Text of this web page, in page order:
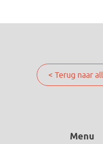
< Terug naar
Menu